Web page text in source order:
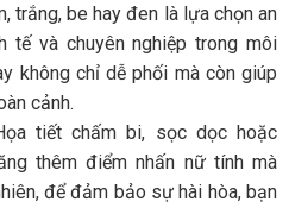
trắng, be hay đen là lựa chọn an
tế và chuyên nghiệp trong môi
không chỉ dễ phối mà còn giúp
cảnh​.
tiết chấm bi, sọc dọc hoặc
thêm điểm nhấn nữ tính mà
để đảm bảo sự hài hòa, bạn